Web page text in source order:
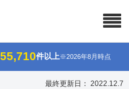
55,710件以上※2026年8月時点
最終更新日： 2022.12.7